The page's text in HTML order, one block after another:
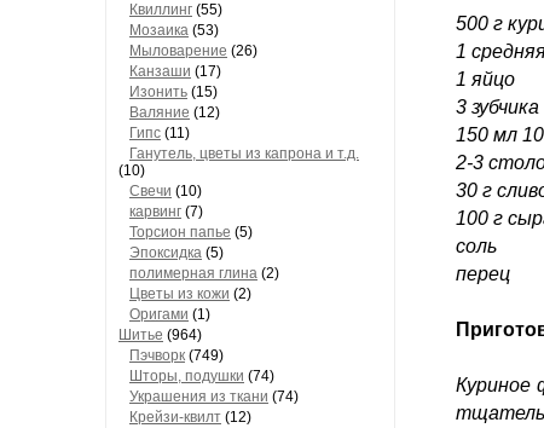
Квиллинг (55)
Мозаика (53)
Мыловарение (26)
Канзаши (17)
Изонить (15)
Валяние (12)
Гипс (11)
Ганутель, цветы из капрона и т.д.
(10)
Свечи (10)
карвинг (7)
Торсион папье (5)
Эпоксидка (5)
полимерная глина (2)
Цветы из кожи (2)
Оригами (1)
Шитье (964)
Пэчворк (749)
Шторы, подушки (74)
Украшения из ткани (74)
Крейзи-квилт (12)
500 г
1
1 яйцо
3
150 мл
2-3
30 г
100 г
соль
перец
Куриное